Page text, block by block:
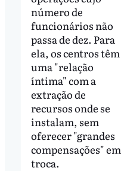
número de
funcionários não
passa de dez. Para
ela, os centros têm
uma "relação
íntima" com a
extração de
recursos onde se
instalam, sem
oferecer "grandes
compensações" em
troca.